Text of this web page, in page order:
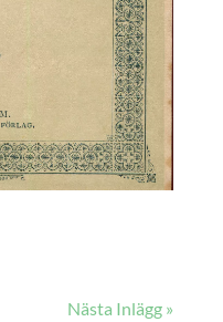
Nästa Inlägg »